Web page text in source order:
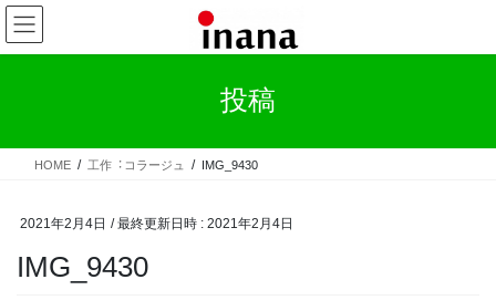
コ
ン
テ
ス
ナ
ビ
ゲ
ン
投稿
HOME ⼯作︓コラージュ IMG_9430
2021年2月4日 / 最終更新日時 : 2021年2月4日
IMG_9430